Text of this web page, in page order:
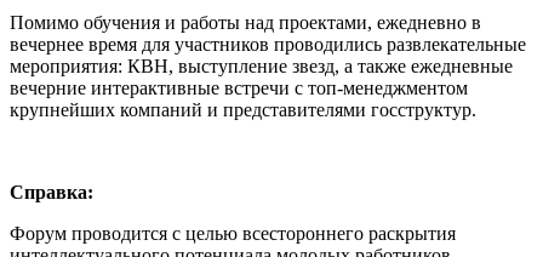
Помимо обучения и работы над проектами, ежедневно в
вечернее время для участников проводились развлекательные
мероприятия: КВН, выступление звезд, а также ежедневные
вечерние интерактивные встречи с топ-менеджментом
крупнейших компаний и представителями госструктур.
Справка:
Форум проводится с целью всестороннего раскрытия